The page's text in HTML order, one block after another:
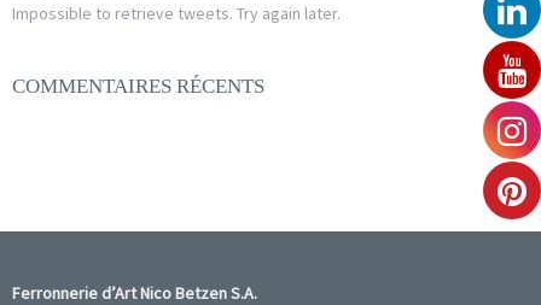
Impossible to retrieve tweets. Try again later.
COMMENTAIRES RÉCENTS
Ferronnerie d’Art Nico Betzen S.A.